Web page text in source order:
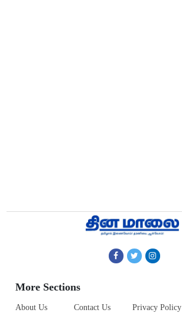
More Sections
About Us Contact Us Privacy Policy